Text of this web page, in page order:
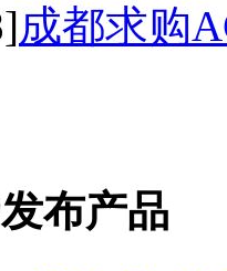
成都求购
布产品